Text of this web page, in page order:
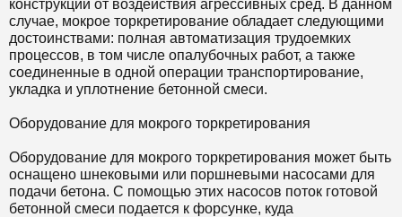
конструкций от воздействия агрессивных сред. В данном
случае, мокрое торкретирование обладает следующими
достоинствами: полная автоматизация трудоемких
процессов, в том числе опалубочных работ, а также
соединенные в одной операции транспортирование,
укладка и уплотнение бетонной смеси.
Оборудование для мокрого торкретирования
Оборудование для мокрого торкретирования может быть
оснащено шнековыми или поршневыми насосами для
подачи бетона. С помощью этих насосов поток готовой
бетонной смеси подается к форсунке, куда